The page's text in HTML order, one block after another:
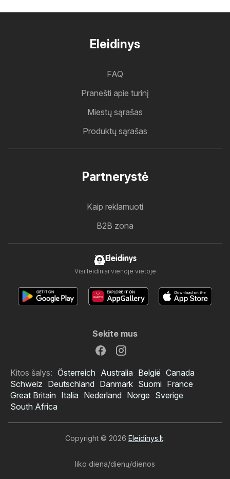
Eleidinys
FAQ
Pranešti apie turinį
Miestų sąrašas
Produktų sąrašas
Partnerystė
Kaip reklamuoti
B2B zona
Eleidinys
Visi leidiniai vienoje vietoje
Sekite mus
Kitos šalys: Österreich Australia België Canada
Schweiz Deutschland Danmark Suomi France
Great Britain Italia Nederland Norge Sverige
South Africa
Copyright © 2026 Eleidinys.lt.
liko diena/dienų/dienos